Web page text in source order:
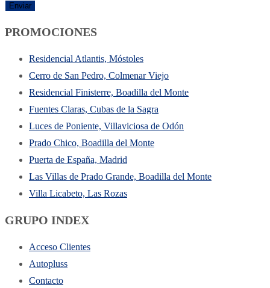
Enviar
PROMOCIONES
Residencial Atlantis, Móstoles
Cerro de San Pedro, Colmenar Viejo
Residencial Finisterre, Boadilla del Monte
Fuentes Claras, Cubas de la Sagra
Luces de Poniente, Villaviciosa de Odón
Prado Chico, Boadilla del Monte
Puerta de España, Madrid
Las Villas de Prado Grande, Boadilla del Monte
Villa Licabeto, Las Rozas
GRUPO INDEX
Acceso Clientes
Autopluss
Contacto